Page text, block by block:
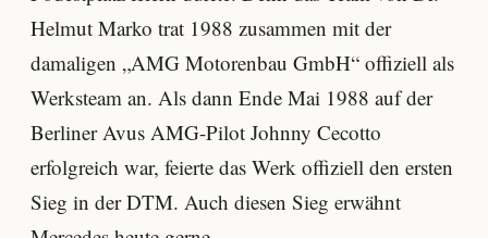
Helmut Marko trat 1988 zusammen mit der
damaligen „AMG Motorenbau GmbH“ offiziell als
Werksteam an. Als dann Ende Mai 1988 auf der
Berliner Avus AMG-Pilot Johnny Cecotto
erfolgreich war, feierte das Werk offiziell den ersten
Sieg in der DTM. Auch diesen Sieg erwähnt